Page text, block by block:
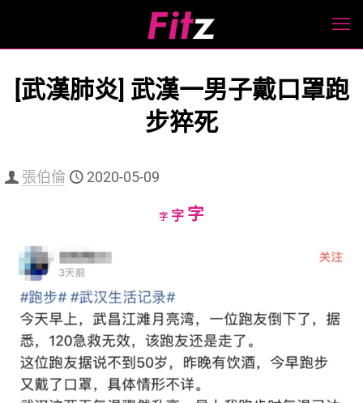
[武漢肺炎] 武漢一男子戴口罩跑
步猝死
張伯倫 2020-05-09
字Decrease
字Reset
字Increase